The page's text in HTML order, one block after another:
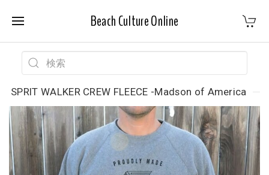
Beach Culture Online
SPRIT WALKER CREW FLEECE -Madson of America